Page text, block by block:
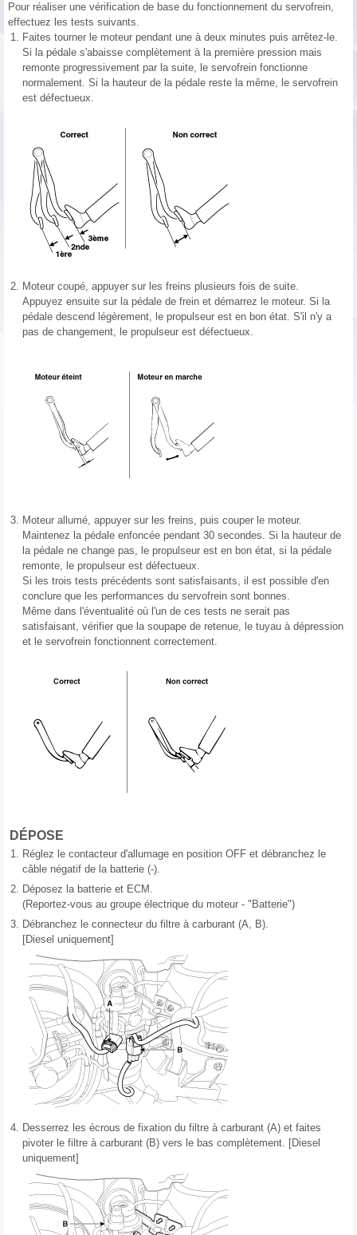
Pour réaliser une vérification de base du fonctionnement du servofrein,
effectuez les tests suivants.
1. Faites tourner le moteur pendant une à deux minutes puis arrêtez-le.
Si la pédale s'abaisse complètement à la première pression mais
remonte progressivement par la suite, le servofrein fonctionne
normalement. Si la hauteur de la pédale reste la même, le servofrein
est défectueux.
2. Moteur coupé, appuyer sur les freins plusieurs fois de suite.
Appuyez ensuite sur la pédale de frein et démarrez le moteur. Si la
pédale descend légèrement, le propulseur est en bon état. S'il n'y a
pas de changement, le propulseur est défectueux.
3. Moteur allumé, appuyer sur les freins, puis couper le moteur.
Maintenez la pédale enfoncée pendant 30 secondes. Si la hauteur de
la pédale ne change pas, le propulseur est en bon état, si la pédale
remonte, le propulseur est défectueux.
Si les trois tests précédents sont satisfaisants, il est possible d'en
conclure que les performances du servofrein sont bonnes.
Même dans l'éventualité où l'un de ces tests ne serait pas
satisfaisant, vérifier que la soupape de retenue, le tuyau à dépression
et le servofrein fonctionnent correctement.
DÉPOSE
1. Réglez le contacteur d'allumage en position OFF et débranchez le
câble négatif de la batterie (-).
2. Déposez la batterie et ECM.
(Reportez-vous au groupe électrique du moteur - "Batterie")
3. Débranchez le connecteur du filtre à carburant (A, B).
[Diesel uniquement]
4. Desserrez les écrous de fixation du filtre à carburant (A) et faites
pivoter le filtre à carburant (B) vers le bas complètement. [Diesel
uniquement]